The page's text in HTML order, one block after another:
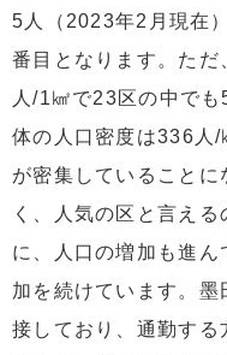
5人（2023年2月現在
番目となります。た
人/1㎢で23区の中で
体の人口密度は336人/
が密集していることに
く、人気の区と言え
に、人口の増加も進
加を続けています。
接しており、通勤する